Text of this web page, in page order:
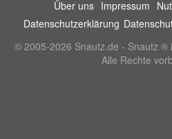
Über uns Impressum
Datenschutzerklärung
© 2005-2026 Snautz.de - Snautz ®
Alle Rechte